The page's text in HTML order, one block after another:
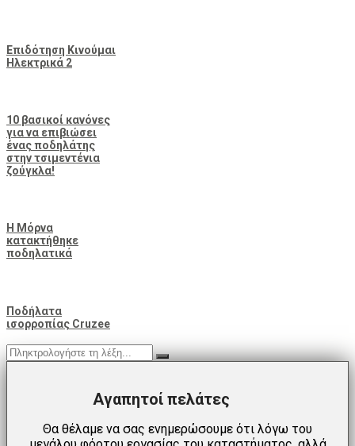
Επιδότηση Κινούμαι
Ηλεκτρικά 2
10 βασικοί κανόνες
για να επιβιώσει
ένας ποδηλάτης
στην τσιμεντένια
ζούγκλα!
Η Μόρνα
κατακτήθηκε
ποδηλατικά
Ποδήλατα
ισορροπίας Cruzee
Αγαπητοί πελάτες
Θα θέλαμε να σας ενημερώσουμε ότι λόγω του